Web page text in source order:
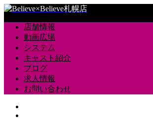
店舗情報
動画広場
システム
キャスト紹介
ブログ
求人情報
お問い合わせ